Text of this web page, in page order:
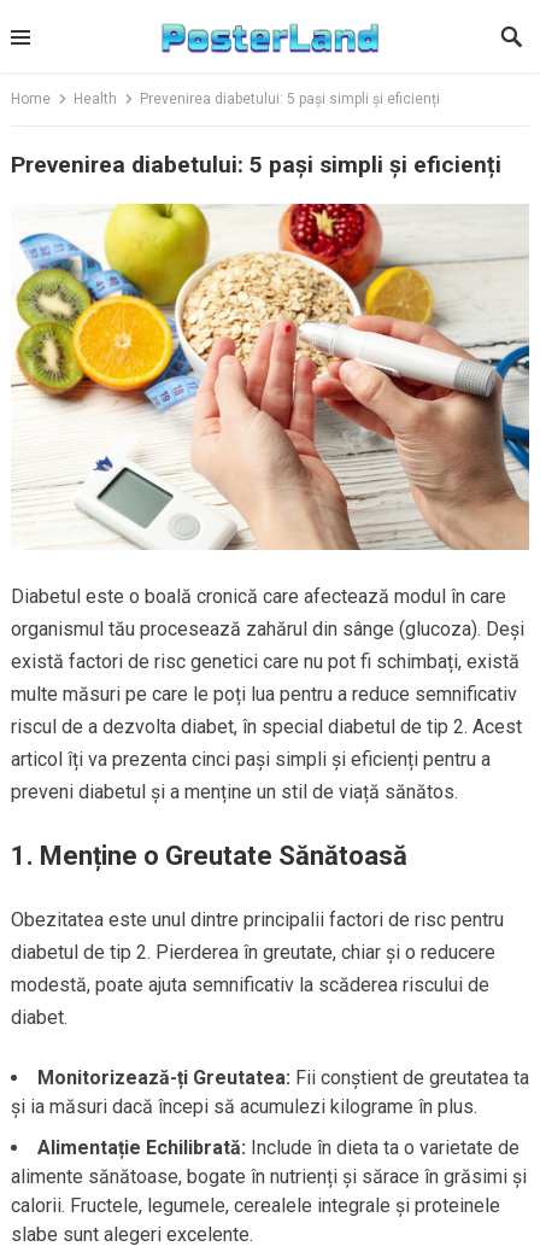
to
Home Health Prevenirea diabetului: 5 pași simpli și eficienți
Prevenirea diabetului: 5 pași simpli și eficienți
Diabetul este o boală cronică care afectează modul în care
organismul tău procesează zahărul din sânge (glucoza). Deși
există factori de risc genetici care nu pot fi schimbați, există
multe măsuri pe care le poți lua pentru a reduce semnificativ
riscul de a dezvolta diabet, în special diabetul de tip 2. Acest
articol îți va prezenta cinci pași simpli și eficienți pentru a
preveni diabetul și a menține un stil de viață sănătos.
1. Menține o Greutate Sănătoasă
Obezitatea este unul dintre principalii factori de risc pentru
diabetul de tip 2. Pierderea în greutate, chiar și o reducere
modestă, poate ajuta semnificativ la scăderea riscului de
diabet.
Monitorizează-ți Greutatea: Fii conștient de greutatea ta
și ia măsuri dacă începi să acumulezi kilograme în plus.
Alimentație Echilibrată: Include în dieta ta o varietate de
alimente sănătoase, bogate în nutrienți și sărace în grăsimi și
calorii. Fructele, legumele, cerealele integrale și proteinele
slabe sunt alegeri excelente.